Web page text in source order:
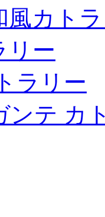
風カト
リー
ラリー
ンテ カ